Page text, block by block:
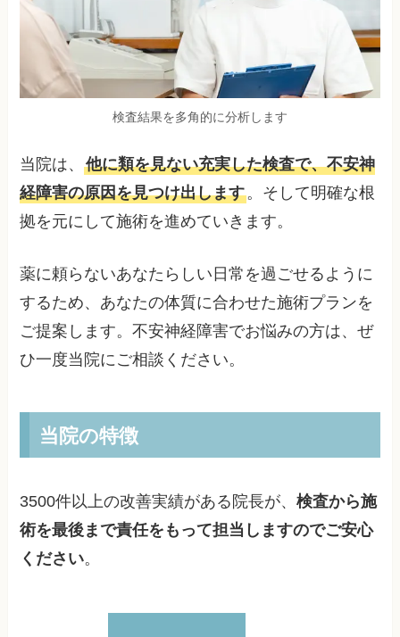
検査結果を多角的に分析します
当院は、他に類を見ない充実した検査で、不安神
経障害の原因を見つけ出します。そして明確な根
拠を元にして施術を進めていきます。
薬に頼らないあなたらしい日常を過ごせるように
するため、あなたの体質に合わせた施術プランを
ご提案します。不安神経障害でお悩みの方は、ぜ
ひ一度当院にご相談ください。
当院の特徴
3500件以上の改善実績がある院長が、検査から施
術を最後まで責任をもって担当しますのでご安心
ください。